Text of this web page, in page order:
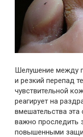
Шелушение между
и резкий перепад
чувствительной
реагирует на
вмешательства эта
важно проследить
повышенными